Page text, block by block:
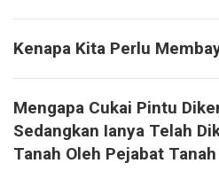
Kenapa Kita Perlu
Mengapa Cukai Pintu
Sedangkan Ianya Telah
Tanah Oleh Pejabat Tanah